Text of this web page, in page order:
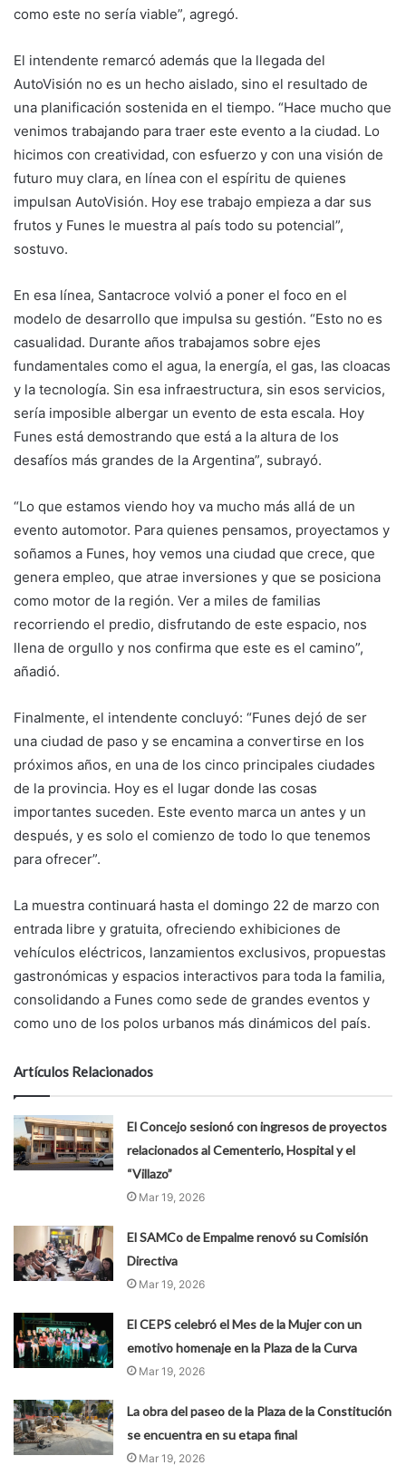
como este no sería viable”, agregó.
El intendente remarcó además que la llegada del
AutoVisión no es un hecho aislado, sino el resultado de
una planificación sostenida en el tiempo. “Hace mucho que
venimos trabajando para traer este evento a la ciudad. Lo
hicimos con creatividad, con esfuerzo y con una visión de
futuro muy clara, en línea con el espíritu de quienes
impulsan AutoVisión. Hoy ese trabajo empieza a dar sus
frutos y Funes le muestra al país todo su potencial”,
sostuvo.
En esa línea, Santacroce volvió a poner el foco en el
modelo de desarrollo que impulsa su gestión. “Esto no es
casualidad. Durante años trabajamos sobre ejes
fundamentales como el agua, la energía, el gas, las cloacas
y la tecnología. Sin esa infraestructura, sin esos servicios,
sería imposible albergar un evento de esta escala. Hoy
Funes está demostrando que está a la altura de los
desafíos más grandes de la Argentina”, subrayó.
“Lo que estamos viendo hoy va mucho más allá de un
evento automotor. Para quienes pensamos, proyectamos y
soñamos a Funes, hoy vemos una ciudad que crece, que
genera empleo, que atrae inversiones y que se posiciona
como motor de la región. Ver a miles de familias
recorriendo el predio, disfrutando de este espacio, nos
llena de orgullo y nos confirma que este es el camino”,
añadió.
Finalmente, el intendente concluyó: “Funes dejó de ser
una ciudad de paso y se encamina a convertirse en los
próximos años, en una de los cinco principales ciudades
de la provincia. Hoy es el lugar donde las cosas
importantes suceden. Este evento marca un antes y un
después, y es solo el comienzo de todo lo que tenemos
para ofrecer”.
La muestra continuará hasta el domingo 22 de marzo con
entrada libre y gratuita, ofreciendo exhibiciones de
vehículos eléctricos, lanzamientos exclusivos, propuestas
gastronómicas y espacios interactivos para toda la familia,
consolidando a Funes como sede de grandes eventos y
como uno de los polos urbanos más dinámicos del país.
Artículos Relacionados
El Concejo sesionó con ingresos de proyectos
relacionados al Cementerio, Hospital y el
“Villazo”
Mar 19, 2026
El SAMCo de Empalme renovó su Comisión
Directiva
Mar 19, 2026
El CEPS celebró el Mes de la Mujer con un
emotivo homenaje en la Plaza de la Curva
Mar 19, 2026
La obra del paseo de la Plaza de la Constitución
se encuentra en su etapa final
Mar 19, 2026